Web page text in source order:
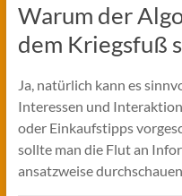
Warum der
dem Kriegsfuß
Ja, natürlich kann es
Interessen und
oder Einkaufstipps
sollte man die Flut an
ansatzweise